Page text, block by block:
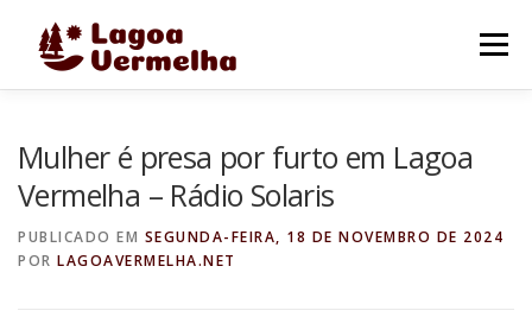
Menu
Mulher é presa por furto em Lagoa
Vermelha – Rádio Solaris
PUBLICADO EM SEGUNDA-FEIRA, 18 DE NOVEMBRO DE 2024
POR LAGOAVERMELHA.NET